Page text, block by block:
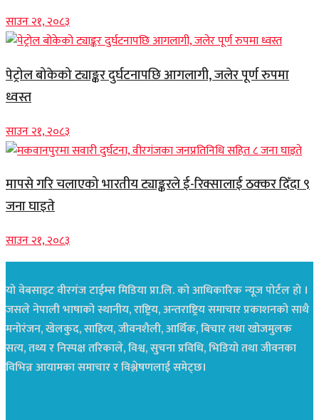
साउन २१, २०८३
पेट्रोल बोकेको ट्याङ्कर दुर्घटनापछि आगलागी, जलेर पूर्ण रुपमा
ध्वस्त
साउन २१, २०८३
मापसे गरि चलाएको भारतीय ट्याङ्करले ई-रिक्सालाई ठक्कर दिँदा ९
जना घाइते
साउन २१, २०८३
यो वेबसाइट वीरगंज टाईम्स मिडिया प्रा.लि. को आधिकारिक न्यूज पोर्टल हो ।
जसले नेपाली भाषाको स्थानीय, राष्ट्रिय, अन्तराष्ट्रिय समाचार प्रकाशनको साथै
मनोरंजन, खेलकुद, साहित्य, जीवनशैली, आर्थिक, बिचार तथा खोजमुलक
सत्य, तथ्य र निस्पक्ष तरिकाले, विश्व, सुचना प्रविधि, भिडियो तथा जीवनका
विभिन्न आयामका समाचार र विश्लेषणलाई समेट्छ।